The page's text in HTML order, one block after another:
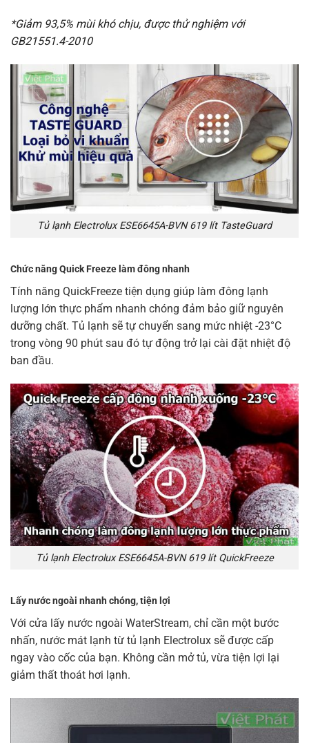
*Giảm 93,5% mùi khó chịu, được thử nghiệm với
GB21551.4-2010
Tủ lạnh Electrolux ESE6645A-BVN 619 lít TasteGuard
Chức năng Quick Freeze làm đông nhanh
Tính năng QuickFreeze tiện dụng giúp làm đông lạnh
lượng lớn thực phẩm nhanh chóng đảm bảo giữ nguyên
dưỡng chất. Tủ lạnh sẽ tự chuyển sang mức nhiệt -23°C
trong vòng 90 phút sau đó tự động trở lại cài đặt nhiệt độ
ban đầu.
Tủ lạnh Electrolux ESE6645A-BVN 619 lít QuickFreeze
Lấy nước ngoài nhanh chóng, tiện lợi
Với cửa lấy nước ngoài WaterStream, chỉ cần một bước
nhấn, nước mát lạnh từ tủ lạnh Electrolux sẽ được cấp
ngay vào cốc của bạn. Không cần mở tủ, vừa tiện lợi lại
giảm thất thoát hơi lạnh.